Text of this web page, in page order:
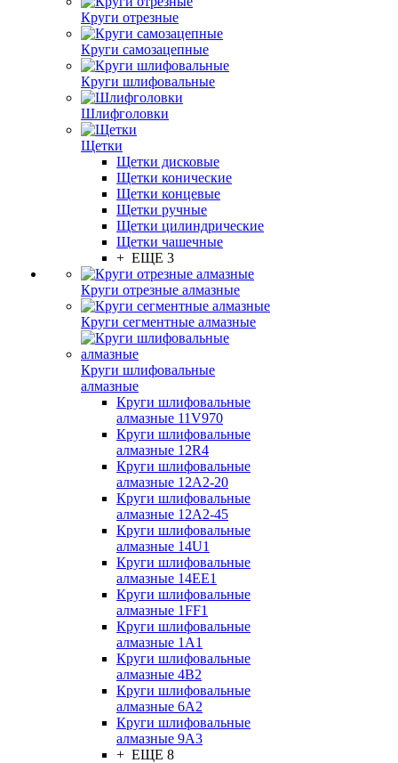
Круги отрезные
Круги самозацепные
Круги шлифовальные
Шлифголовки
Щетки
Щетки дисковые
Щетки конические
Щетки концевые
Щетки ручные
Щетки цилиндрические
Щетки чашечные
+ ЕЩЕ 3
Круги отрезные алмазные
Круги сегментные алмазные
Круги шлифовальные
алмазные
Круги шлифовальные
алмазные 11V970
Круги шлифовальные
алмазные 12R4
Круги шлифовальные
алмазные 12А2-20
Круги шлифовальные
алмазные 12А2-45
Круги шлифовальные
алмазные 14U1
Круги шлифовальные
алмазные 14ЕЕ1
Круги шлифовальные
алмазные 1FF1
Круги шлифовальные
алмазные 1А1
Круги шлифовальные
алмазные 4В2
Круги шлифовальные
алмазные 6A2
Круги шлифовальные
алмазные 9А3
+ ЕЩЕ 8